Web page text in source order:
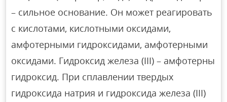
– сильное основание. Он может реагировать
с кислотами, кислотными оксидами,
амфотерными гидроксидами, амфотерными
оксидами. Гидроксид железа (III) – амфотерны
гидроксид. При сплавлении твердых
гидроксида натрия и гидроксида железа (III)